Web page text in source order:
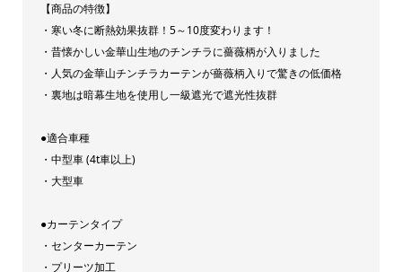
ン
一
級
遮
ー
ン
120cm
【商品の特徴】
・寒い冬に断熱効果抜群！5～10度変わります！
・昔懐かしい金華山生地のチンチラに薔薇柄が入りました
・人気の金華山チンチラカーテンが薔薇柄入りで驚きの低価格
・裏地は暗幕生地を使用し一級遮光で遮光性抜群
●適合車種
・中型車 (4t車以上)
・大型車
●カーテンタイプ
・センターカーテン
・プリーツ加工